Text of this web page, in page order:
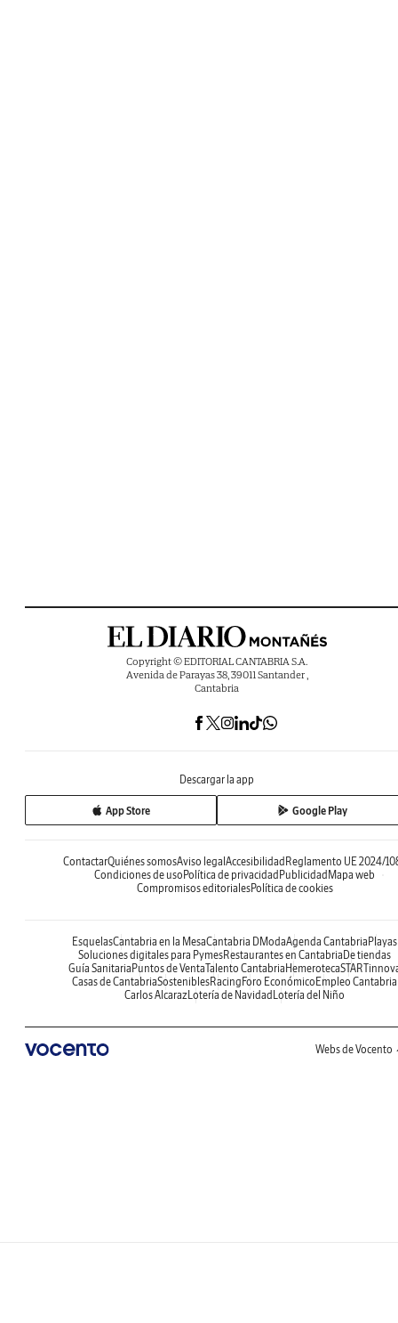
Copyright © EDITORIAL CANTABRIA S.A.
Avenida de Parayas 38, 39011 Santander ,
Cantabria
Descargar la app
App Store Google Play
ContactarQuiénes somosAviso legal Accesibilidad Reglamento UE 2024/
Condiciones de uso Política de privacidad Publicidad Mapa web
Compromisos editorialesPolítica de cookies
EsquelasCantabria en la MesaCantabria DModaAgenda Cantabria Playas
Soluciones digitales para PymesRestaurantes en Cantabria De tiendas
Guía Sanitaria Puntos de VentaTalento Cantabria Hemeroteca
Casas de CantabriaSosteniblesRacing Foro Económico Empleo Cantabria
Carlos AlcarazLotería de Navidad Lotería del Niño
Webs de Vocento